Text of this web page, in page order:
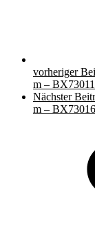
vorheriger
m –
Nächster
m –